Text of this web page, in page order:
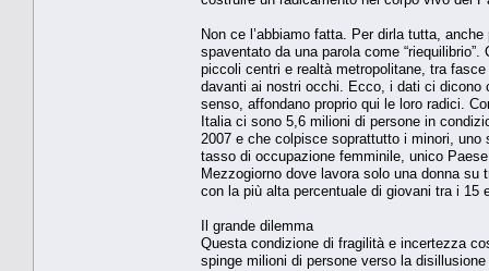
Non ce l’abbiamo fatta. Per dirla tutta,
spaventato da una parola come
piccoli centri e realtà metropolitane, tra
davanti ai nostri occhi. Ecco, i dati ci dicono
senso, affondano proprio qui le loro radici.
Italia ci sono 5,6 milioni di persone in
2007 e che colpisce soprattutto i minori,
tasso di occupazione femminile, unico
Mezzogiorno dove lavora solo una donna su
con la più alta percentuale di giovani tra i 15
Il grande dilemma
Questa condizione di fragilità e incertezza
spinge milioni di persone verso la